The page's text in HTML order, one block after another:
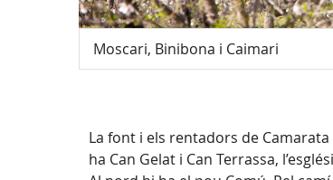
Moscari, Binibona i Caimari
La font i els rentadors de
ha Can Gelat i Can Terrassa,